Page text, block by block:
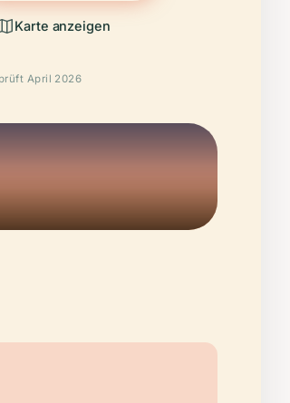
Karte anzeigen
April 2026